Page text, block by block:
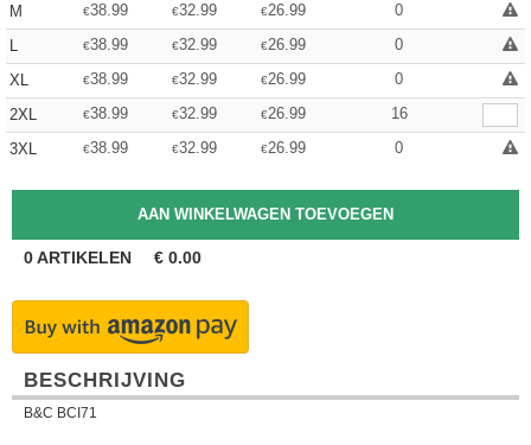
M
€38.99 €32.99 €26.99
0
L
€38.99 €32.99 €26.99
0
XL
€38.99 €32.99 €26.99
0
2XL
€38.99 €32.99 €26.99
16
3XL
€38.99 €32.99 €26.99 0
0ARTIKELEN € 0.00
BESCHRIJVING
B&C BCI71